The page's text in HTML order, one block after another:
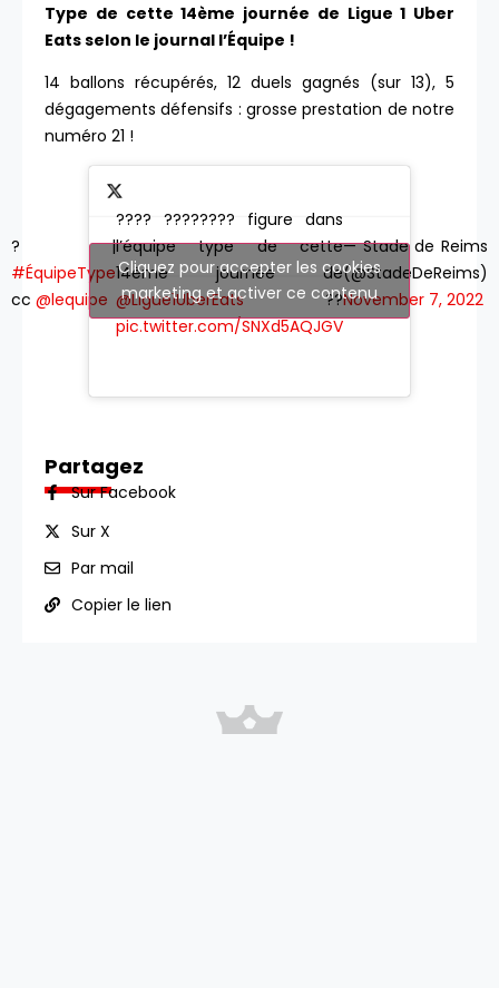
Type de cette 14ème journée de Ligue 1 Uber
Eats selon le journal l’Équipe !
14 ballons récupérés, 12 duels gagnés (sur 13), 5
dégagements défensifs : grosse prestation de notre
numéro 21 !
? |
#ÉquipeType
cc @lequipe
???? ???????? figure dans
l’équipe type de cette
14ème journée de
@Ligue1UberEats??
pic.twitter.com/SNXd5AQJGV
— Stade de Reims
(@StadeDeReims)
November 7, 2022
Cliquez pour accepter les cookies
marketing et activer ce contenu
Partagez
Sur Facebook
Sur X
Par mail
Copier le lien